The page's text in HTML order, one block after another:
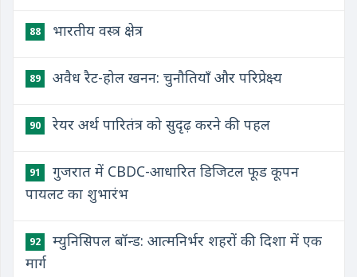
88 भारतीय वस्त्र क्षेत्र
89 अवैध रैट-होल खनन: चुनौतियाँ और परिप्रेक्ष्य
90 रेयर अर्थ पारितंत्र को सुदृढ़ करने की पहल
91
गुजरात में CBDC-आधारित डिजिटल फूड कूपन
पायलट का शुभारंभ
92
म्युनिसिपल बॉन्ड: आत्मनिर्भर शहरों की दिशा में एक
मार्ग